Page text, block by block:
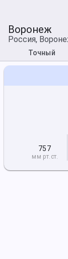
Воронеж
Россия,
Точный
757
мм рт.ст.